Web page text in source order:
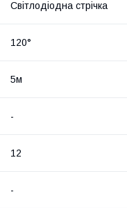
Світлодіодна стрічка
120°
5м
-
12
-